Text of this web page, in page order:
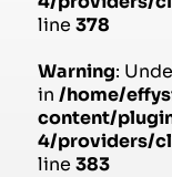
line 378
Warning:
in /home/
content/
4/providers/
line 383